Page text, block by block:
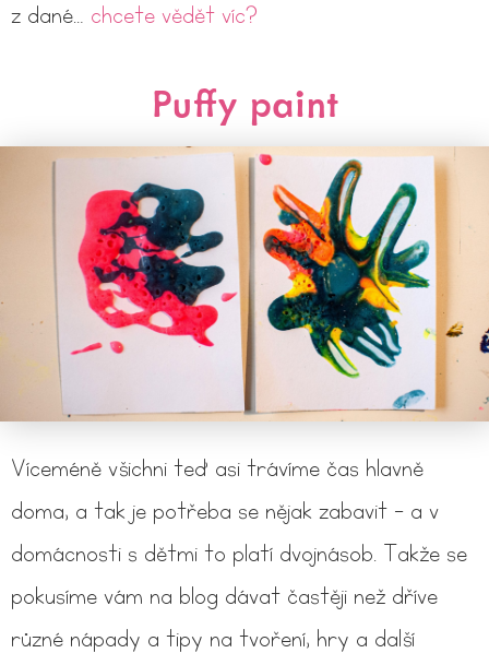
z dané… chcete vědět víc?
Puffy paint
Víceméně všichni teď asi trávíme čas hlavně
doma, a tak je potřeba se nějak zabavit - a v
domácnosti s dětmi to platí dvojnásob. Takže se
pokusíme vám na blog dávat častěji než dříve
různé nápady a tipy na tvoření, hry a další